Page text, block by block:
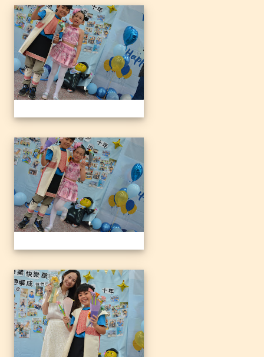
1140612三光國小79屆暨附
1140612三光國小79屆暨附
1140612三光國小79屆暨附